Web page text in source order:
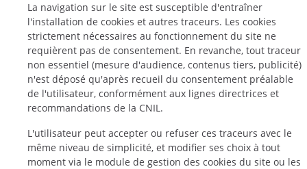
La navigation sur le site est susceptible d'entraîner
l'installation de cookies et autres traceurs. Les cookies
strictement nécessaires au fonctionnement du site ne
requièrent pas de consentement. En revanche, tout traceur
non essentiel (mesure d'audience, contenus tiers, publicité)
n'est déposé qu'après recueil du consentement préalable
de l'utilisateur, conformément aux lignes directrices et
recommandations de la CNIL.
L'utilisateur peut accepter ou refuser ces traceurs avec le
même niveau de simplicité, et modifier ses choix à tout
moment via le module de gestion des cookies du site ou les